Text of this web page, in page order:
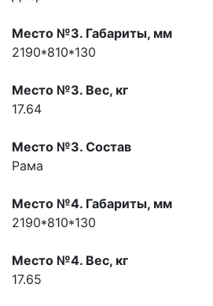
Место №3. Габариты, мм
2190*810*130
Место №3. Вес, кг
17.64
Место №3. Состав
Рама
Место №4. Габариты, мм
2190*810*130
Место №4. Вес, кг
17.65